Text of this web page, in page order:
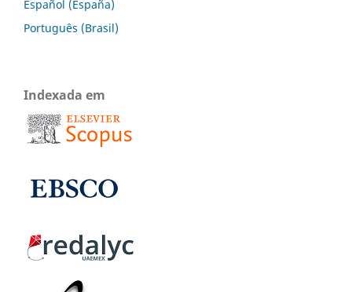
Español (España)
Português (Brasil)
Indexada em